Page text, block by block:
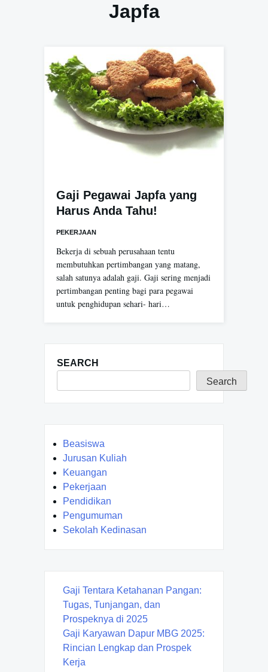
Japfa
Gaji Pegawai Japfa yang
Harus Anda Tahu!
PEKERJAAN
Bekerja di sebuah perusahaan tentu
membutuhkan pertimbangan yang matang,
salah satunya adalah gaji. Gaji sering menjadi
pertimbangan penting bagi para pegawai
untuk penghidupan sehari- hari…
SEARCH
Search
Beasiswa
Jurusan Kuliah
Keuangan
Pekerjaan
Pendidikan
Pengumuman
Sekolah Kedinasan
Gaji Tentara Ketahanan Pangan:
Tugas, Tunjangan, dan
Prospeknya di 2025
Gaji Karyawan Dapur MBG 2025:
Rincian Lengkap dan Prospek
Kerja